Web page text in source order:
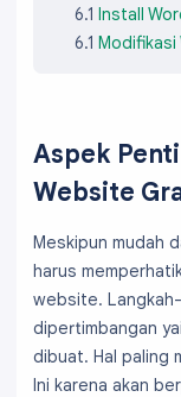
6.1 Install
6.1
Aspek
Website
Meskipun mudah
harus
website.
dipertimbangan
dibuat. Hal paling
Ini karena akan